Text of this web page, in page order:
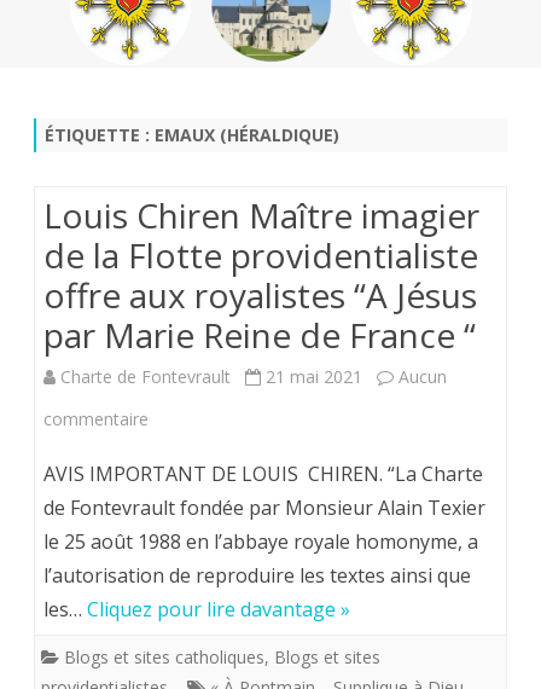
ÉTIQUETTE : EMAUX (HÉRALDIQUE)
Louis Chiren Maître imagier
de la Flotte providentialiste
offre aux royalistes “A Jésus
par Marie Reine de France “
Charte de Fontevrault 21 mai 2021
Aucun
commentaire
Chiren
Maître
imagier
AVIS IMPORTANT DE LOUIS CHIREN. “La Charte
de Fontevrault fondée par Monsieur Alain Texier
le 25 août 1988 en l’abbaye royale homonyme, a
l’autorisation de reproduire les textes ainsi que
les… Cliquez pour lire davantage »
Blogs et sites catholiques, Blogs et sites